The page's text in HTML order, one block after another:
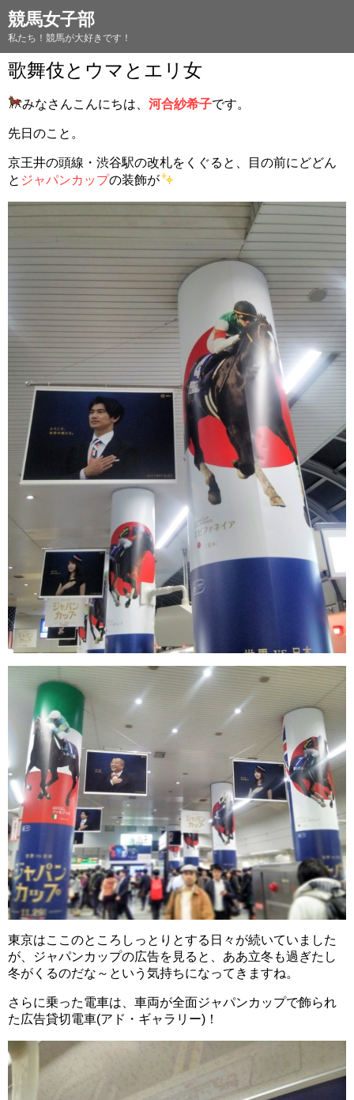
競馬女子部
私たち！競馬が大好きです！
歌舞伎とウマとエリ女
みなさんこんにちは、 河合紗希子です。
先日のこと。
京王井の頭線・渋谷駅の改札をくぐると、目の前にどどん
と ジャパンカップの装飾が
東京はここのところしっとりとする日々が続いていました
が、ジャパンカップの広告を見ると、ああ立冬も過ぎたし
冬がくるのだな～という気持ちになってきますね。
さらに乗った電車は、車両が全面ジャパンカップで飾られ
た広告貸切電車(アド・ギャラリー)！